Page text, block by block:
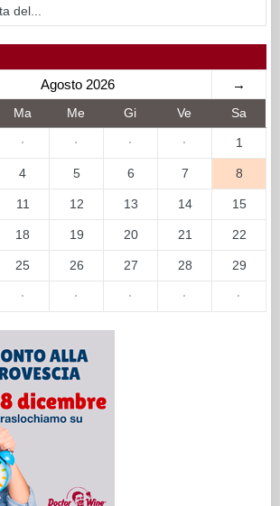
del...
Agosto 2026 →
Ma Me Gi Ve Sa
· · · · 1
4 5 6 7 8
11 12 13 14 15
18 19 20 21 22
25 26 27 28 29
· · · · ·